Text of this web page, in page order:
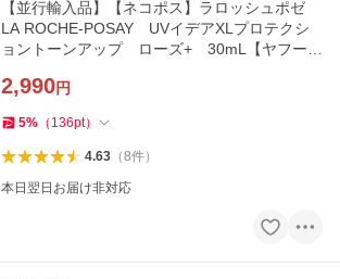
【並行輸入品】【ネコポス】ラロッシュポゼ
LA ROCHE-POSAY UVイデアXLプロテクシ
ョントーンアップ ローズ+ 30mL【ヤフー最
2,990円
5% （ 136pt）
4.63（8件）
本日翌日お届け非対応